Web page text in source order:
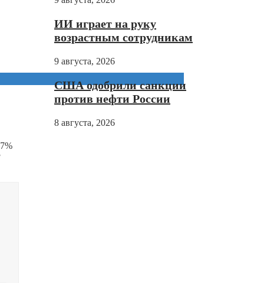
ИИ играет на руку
возрастным сотрудникам
9 августа, 2026
США одобрили санкции
против нефти России
8 августа, 2026